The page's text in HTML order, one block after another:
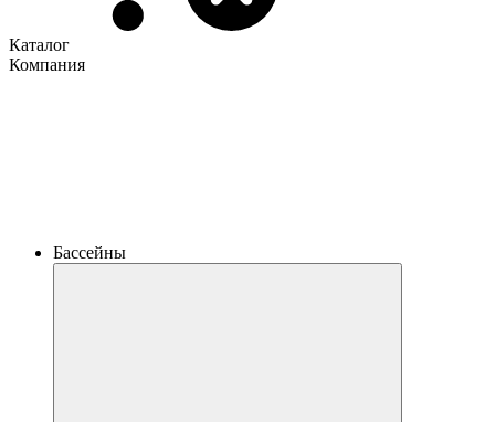
Каталог
Компания
Бассейны